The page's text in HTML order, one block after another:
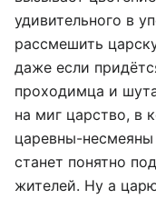
удивительного в
рассмешить
даже если
проходимца и
на миг царство, в
царевны-
станет понятно
жителей. Ну а